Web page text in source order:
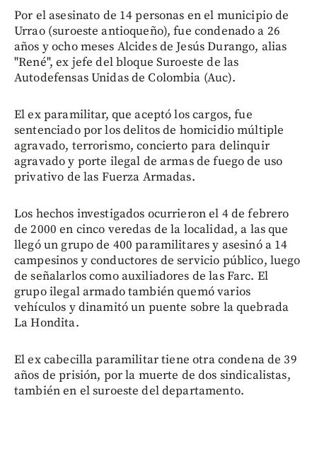
Por el asesinato de 14 personas en el municipio de
Urrao (suroeste antioqueño), fue condenado a 26
años y ocho meses Alcides de Jesús Durango, alias
"René", ex jefe del bloque Suroeste de las
Autodefensas Unidas de Colombia (Auc).
El ex paramilitar, que aceptó los cargos, fue
sentenciado por los delitos de homicidio múltiple
agravado, terrorismo, concierto para delinquir
agravado y porte ilegal de armas de fuego de uso
privativo de las Fuerza Armadas.
Los hechos investigados ocurrieron el 4 de febrero
de 2000 en cinco veredas de la localidad, a las que
llegó un grupo de 400 paramilitares y asesinó a 14
campesinos y conductores de servicio público, luego
de señalarlos como auxiliadores de las Farc. El
grupo ilegal armado también quemó varios
vehículos y dinamitó un puente sobre la quebrada
La Hondita.
El ex cabecilla paramilitar tiene otra condena de 39
años de prisión, por la muerte de dos sindicalistas,
también en el suroeste del departamento.